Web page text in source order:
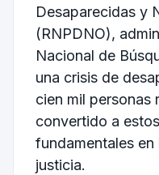
Desaparecidas y
(RNPDNO),
Nacional de
una crisis de
cien mil personas
convertido a
fundamentales
justicia.